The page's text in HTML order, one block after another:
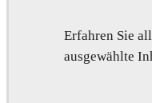
Erfahren Sie
ausgewählte